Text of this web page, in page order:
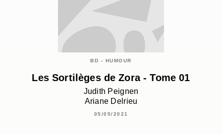
BD - HUMOUR
Les Sortilèges de Zora - Tome 01
Judith Peignen
Ariane Delrieu
05/05/2021